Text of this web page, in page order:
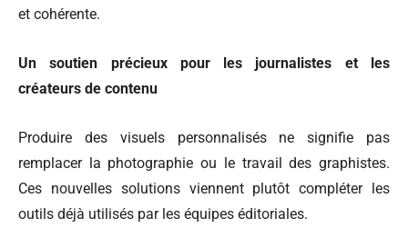
et cohérente.
Un soutien précieux pour les journalistes et les
créateurs de contenu
Produire des visuels personnalisés ne signifie pas
remplacer la photographie ou le travail des graphistes.
Ces nouvelles solutions viennent plutôt compléter les
outils déjà utilisés par les équipes éditoriales.